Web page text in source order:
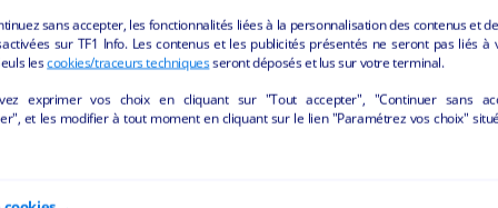
"BIEN-ÊTRE/BEAUTÉ" DE LA REGION
sans accepter, les fonctionnalités liées à la personnalisation des contenus et
sur TF1 Info. Les contenus et les publicités présentés ne seront pas liés à
lescookies/traceurs techniquesseront déposés et lus sur votre terminal.
exprimer vos choix en cliquant sur "Tout accepter", "Continuer sans
et les modifier à tout moment en cliquant sur le lien "Paramétrez vos choix"